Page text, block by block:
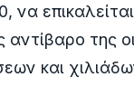
να
αντίβαρο της
και